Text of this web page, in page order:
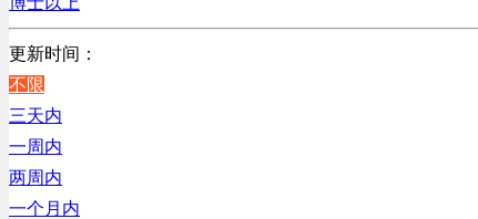
电子/电器/半导体类
电力电气/能源/自动化
程序/语言开发类
行政/后勤/文秘类
销售类
人力资源类
互联网/电子商务/游戏类
更新时间：
不限
三天内
一周内
两周内
一个月内